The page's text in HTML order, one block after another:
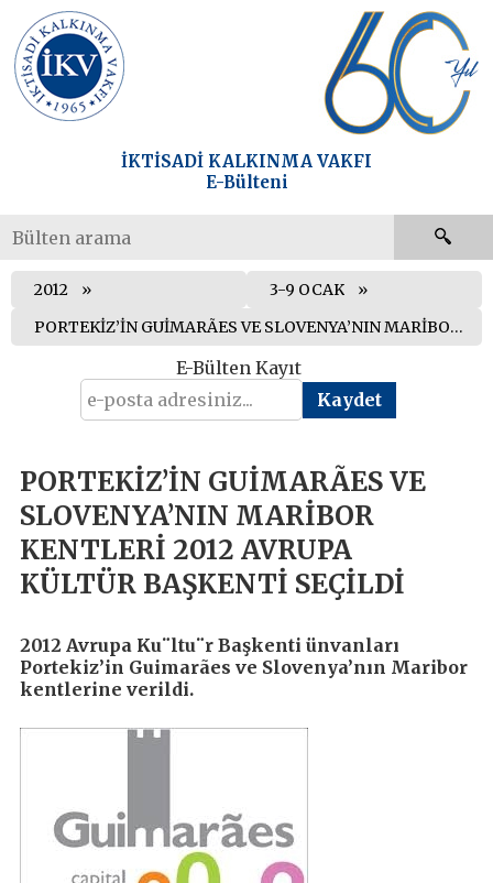
İKTİSADİ KALKINMA VAKFI
E-Bülteni
2012
3-9 OCAK
PORTEKİZ’İN GUİMARÃES VE SLOVENYA’NIN MARİBOR KENTLERİ 2012 AVRUPA KÜLTÜR BAŞKENTİ SEÇİLDİ
E-Bülten Kayıt
PORTEKİZ’İN GUİMARÃES VE
SLOVENYA’NIN MARİBOR
KENTLERİ 2012 AVRUPA
KÜLTÜR BAŞKENTİ SEÇİLDİ
2012 Avrupa Ku¨ltu¨r Başkenti ünvanları
Portekiz’in Guimarães ve Slovenya’nın Maribor
kentlerine verildi.